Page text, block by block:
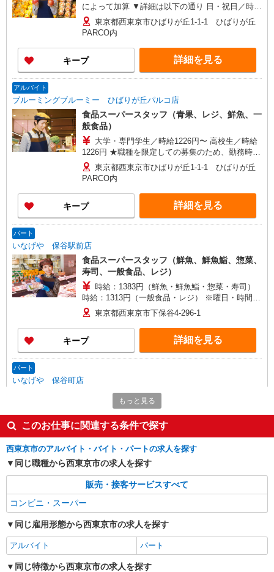
によって加算 ▼詳細は以下の通り 日・祝日／時給
125円増 17:00〜18:00／時給100円増 18:00以降／
時給200円増 ★学生以外の長期希望の方はパート
対象です。 ★職種を限定しての募集のため、勤務
時間・曜日の項目をご確認ください
東京都西東京市ひばりが丘1-1-1 ひばりが丘
PARCO内
キープ 詳細を見る
アルバイト
ブルーミングブルーミー ひばりが丘パルコ店
食品スーパースタッフ（青果、レジ、鮮魚、一
般食品）
大学・専門学生／時給1226円〜 高校生／時給
1226円 ★職種を限定しての募集のため、勤務時
間・曜日の項目をご確認ください。
東京都西東京市ひばりが丘1-1-1 ひばりが丘
PARCO内
キープ 詳細を見る
パート
いなげや 保谷駅前店
食品スーパースタッフ（鮮魚、鮮魚鮨、惣菜、
寿司、一般食品、レジ）
時給：1383円（鮮魚・鮮魚鮨・惣菜・寿司）
時給：1313円（一般食品・レジ） ※曜日・時間帯
によって加算 ▼詳細は以下の通り 日・祝日／時給
125円増 7:00〜8:00／時給200円増 17:00〜18:00／
時給100円増 19:00以降／時給200円増 22:00以降
／時給30％増（深夜割増） ★学生以外の長期希望
の方はパート対象です。 ★職種を限定しての募集
東京都西東京市下保谷4-296-1
キープ 詳細を見る
パート
いなげや 保谷町店
食品スーパースタッフ（鮮魚鮨、寿司）
時給：1333円（鮮魚鮨・寿司） ※曜日・時間
帯によって加算 ▼詳細は以下の通り 日・祝日／時
給125円増 ★学生以外の長期希望の方はパート対
象です。 ★職種を限定しての募集のため、勤務時
間・曜日の項目をご確認ください。
東京都西東京市保谷町5-8-8
キープ
いなげや 保谷町店
食品スーパースタッフ（青果）
しての募集のため、勤務時間・曜日の項目をご確
認ください。
もっと見る
このお仕事に関連する条件で探す
西東京市のアルバイト・バイト・パートの求人を探す
同じ職種から西東京市の求人を探す
販売・接客サービスすべて
コンビニ・スーパー
同じ雇用形態から西東京市の求人を探す
アルバイト パート
同じ特徴から西東京市の求人を探す